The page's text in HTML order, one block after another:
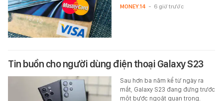
MONEY.14 - 6 giờ trước
Tin buồn cho người dùng điện thoại Galaxy S23
Sau hơn ba năm kể từ ngày ra
mắt, Galaxy S23 đang đứng trước
một bước ngoặt quan trọng.